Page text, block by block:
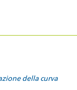
della curva